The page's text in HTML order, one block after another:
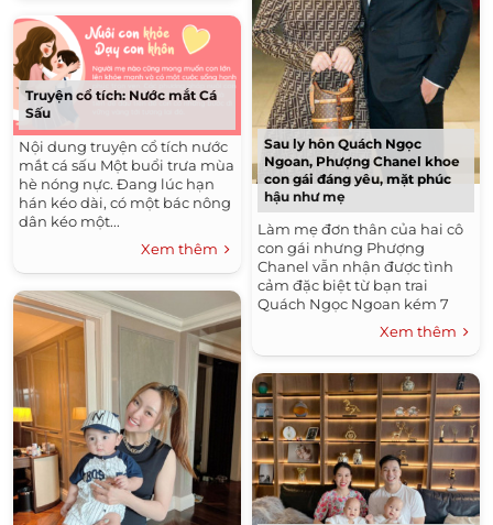
Truyện cổ tích: Nước mắt Cá
Sấu
Nội dung truyện cổ tích nước
mắt cá sấu Một buổi trưa mùa
hè nóng nực. Đang lúc hạn
hán kéo dài, có một bác nông
dân kéo một...
Xem thêm
Sau ly hôn Quách Ngọc
Ngoan, Phượng Chanel khoe
con gái đáng yêu, mặt phúc
hậu như mẹ
Làm mẹ đơn thân của hai cô
con gái nhưng Phượng
Chanel vẫn nhận được tình
cảm đặc biệt từ bạn trai
Quách Ngọc Ngoan kém 7
tuổi vào năm 2013. Thế nhưng
chuyện tình cũng sớm đứt
gánh giữa...
Xem thêm